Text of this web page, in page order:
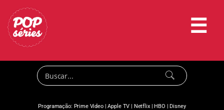
☰
Programação: Prime Video|Apple TV | Netflix|HBO |Disney